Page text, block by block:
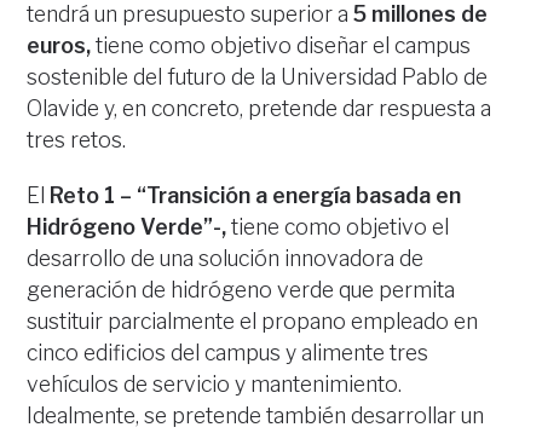
tendrá un presupuesto superior a5 millones de
euros,tiene como objetivo diseñar el campus
sostenible del futuro de la Universidad Pablo de
Olavide y, en concreto, pretende dar respuesta a
tres retos.
El Reto 1 – “Transición a energía basada en
Hidrógeno Verde”-,tiene como objetivo el
desarrollo de una solución innovadora de
generación de hidrógeno verde que permita
sustituir parcialmente el propano empleado en
cinco edificios del campus y alimente tres
vehículos de servicio y mantenimiento.
Idealmente, se pretende también desarrollar un